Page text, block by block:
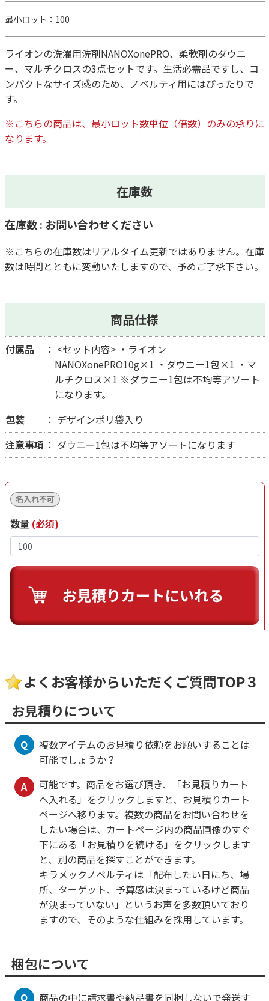
最小ロット：100
ライオンの洗濯用洗剤NANOXonePRO、柔軟剤のダウニ
ー、マルチクロスの3点セットです。生活必需品ですし、コ
ンパクトなサイズ感のため、ノベルティ用にはぴったりで
す。
※こちらの商品は、最小ロット数単位（倍数）のみの承りに
なります。
在庫数
在庫数 : お問い合わせください
※こちらの在庫数はリアルタイム更新ではありません。在庫
数は時間とともに変動いたしますので、予めご了承下さい。
商品仕様
付属品
<セット内容> ・ライオン
NANOXonePRO10g×1 ・ダウニー1包×1 ・マ
ルチクロス×1 ※ダウニー1包は不均等アソート
になります。
包装
デザインポリ袋入り
注意事項
ダウニー1包は不均等アソートになります
名入れ不可
数量(必須)
よくお客様からいただくご質問TOP３
お見積りについて
Q
複数アイテムのお見積り依頼をお願いすることは
可能でしょうか？
A
可能です。商品をお選び頂き、「お見積りカート
へ入れる」をクリックしますと、お見積りカート
ページへ移ります。複数の商品をお問い合わせを
したい場合は、カートページ内の商品画像のすぐ
下にある「お見積りを続ける」をクリックします
と、別の商品を探すことができます。
キラメックノベルティは「配布したい日にち、場
所、ターゲット、予算感は決まっているけど商品
が決まっていない」というお声を多数頂いており
ますので、そのような仕組みを採用しています。
梱包について
Q 商品の中に請求書や納品書を同梱しないで発送す